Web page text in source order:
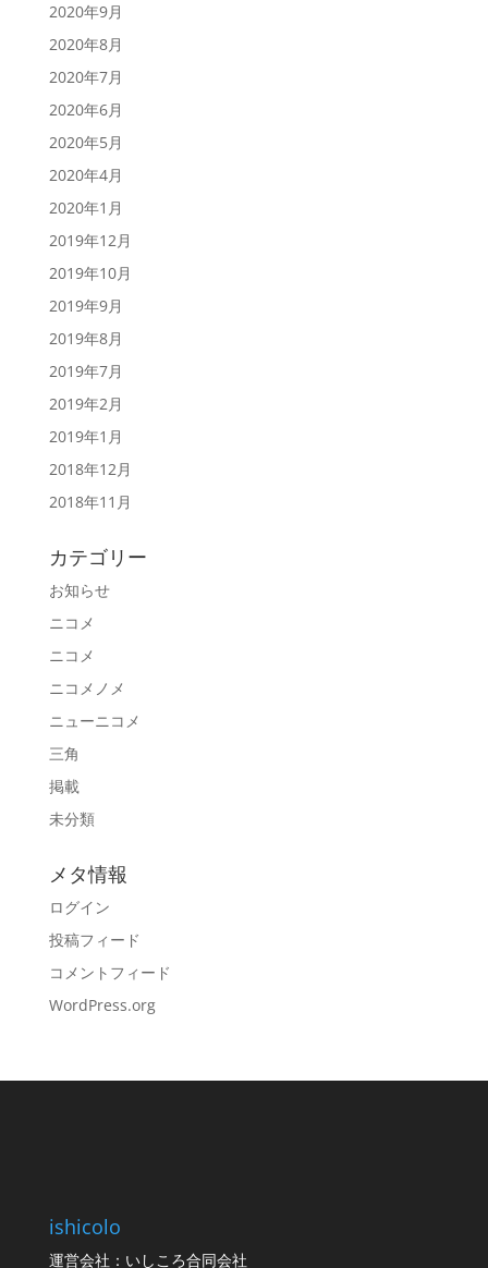
2020年9月
2020年8月
2020年7月
2020年6月
2020年5月
2020年4月
2020年1月
2019年12月
2019年10月
2019年9月
2019年8月
2019年7月
2019年2月
2019年1月
2018年12月
2018年11月
カテゴリー
お知らせ
ニコメ
ニコメ
ニコメノメ
ニューニコメ
三角
掲載
未分類
メタ情報
ログイン
投稿フィード
コメントフィード
WordPress.org
ishicolo
運営会社：いしころ合同会社